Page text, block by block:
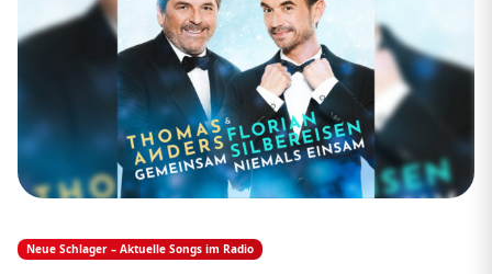
Neue Schlager – Aktuelle Songs im Radio